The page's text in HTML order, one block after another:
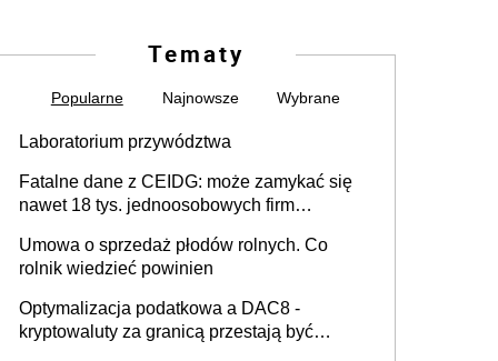
Tematy
Popularne Najnowsze Wybrane
Laboratorium przywództwa
Fatalne dane z CEIDG: może zamykać się
nawet 18 tys. jednoosobowych firm
Umowa o sprzedaż płodów rolnych. Co
rolnik wiedzieć powinien
Optymalizacja podatkowa a DAC8 -
kryptowaluty za granicą przestają być